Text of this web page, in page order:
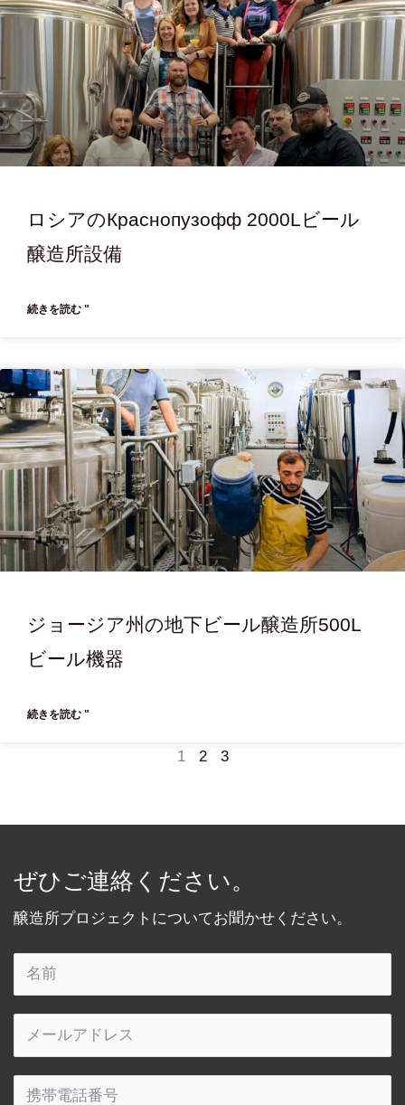
ロシアのКраснопузофф 2000Lビール
醸造所設備
続きを読む "
ジョージア州の地下ビール醸造所500L
ビール機器
続きを読む "
1 2 3
ぜひご連絡ください。
醸造所プロジェクトについてお聞かせください。